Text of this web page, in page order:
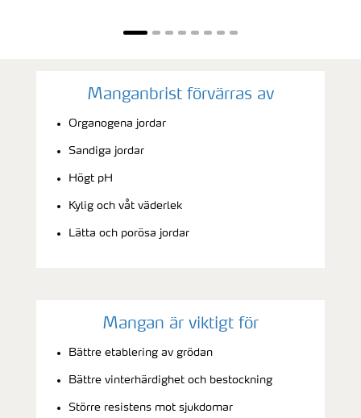
Manganbrist förvärras av
Organogena jordar
Sandiga jordar
Högt pH
Kylig och våt väderlek
Lätta och porösa jordar
Mangan är viktigt för
Bättre etablering av grödan
Bättre vinterhärdighet och bestockning
Större resistens mot sjukdomar